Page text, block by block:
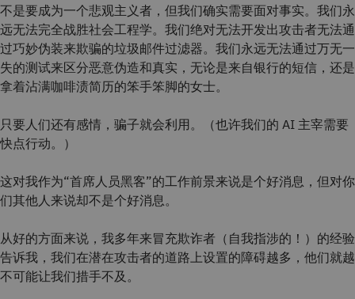
不是要成为一个悲观主义者，但我们确实需要面对事实。我们永
远无法完全战胜社会工程学。我们绝对无法开发出攻击者无法通
过巧妙伪装来欺骗的垃圾邮件过滤器。我们永远无法通过万无一
失的测试来区分恶意伪造和真实，无论是来自银行的短信，还是
拿着沾满咖啡渍简历的笨手笨脚的女士。
只要人们还有感情，骗子就会利用。（也许我们的 AI 主宰需要
快点行动。）
这对我作为“首席人员黑客”的工作前景来说是个好消息，但对你
们其他人来说却不是个好消息。
从好的方面来说，我多年来冒充欺诈者（自我指涉的！）的经验
告诉我，我们在潜在攻击者的道路上设置的障碍越多，他们就越
不可能让我们措手不及。